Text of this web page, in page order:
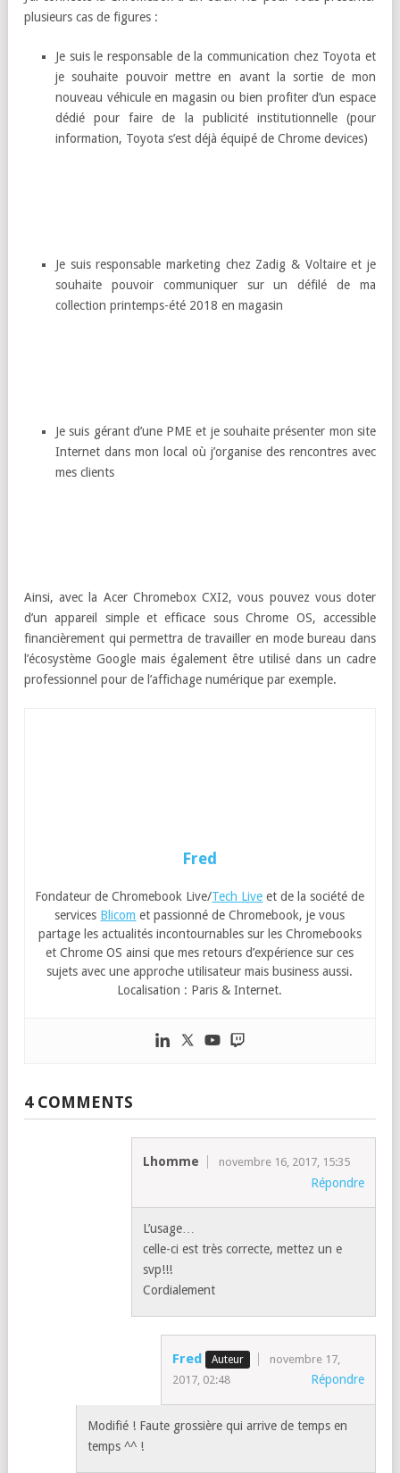
plusieurs cas de figures :
Je suis le responsable de la communication chez Toyota et
je souhaite pouvoir mettre en avant la sortie de mon
nouveau véhicule en magasin ou bien profiter d’un espace
dédié pour faire de la publicité institutionnelle (pour
information, Toyota s’est déjà équipé de Chrome devices)
Je suis responsable marketing chez Zadig & Voltaire et je
souhaite pouvoir communiquer sur un défilé de ma
collection printemps-été 2018 en magasin
Je suis gérant d’une PME et je souhaite présenter mon site
Internet dans mon local où j’organise des rencontres avec
mes clients
Ainsi, avec la Acer Chromebox CXI2, vous pouvez vous doter
d’un appareil simple et efficace sous Chrome OS, accessible
financièrement qui permettra de travailler en mode bureau dans
l’écosystème Google mais également être utilisé dans un cadre
professionnel pour de l’affichage numérique par exemple.
Fred
Fondateur de Chromebook Live/Tech Live et de la société de
services Blicom et passionné de Chromebook, je vous
partage les actualités incontournables sur les Chromebooks
et Chrome OS ainsi que mes retours d’expérience sur ces
sujets avec une approche utilisateur mais business aussi.
Localisation : Paris & Internet.
4 COMMENTS
Lhomme novembre 16, 2017, 15:35
Répondre
L’usage…
celle-ci est très correcte, mettez un e
svp!!!
Cordialement
Fred
novembre 17,
2017, 02:48
Répondre
Modifié ! Faute grossière qui arrive de temps en
temps ^^ !